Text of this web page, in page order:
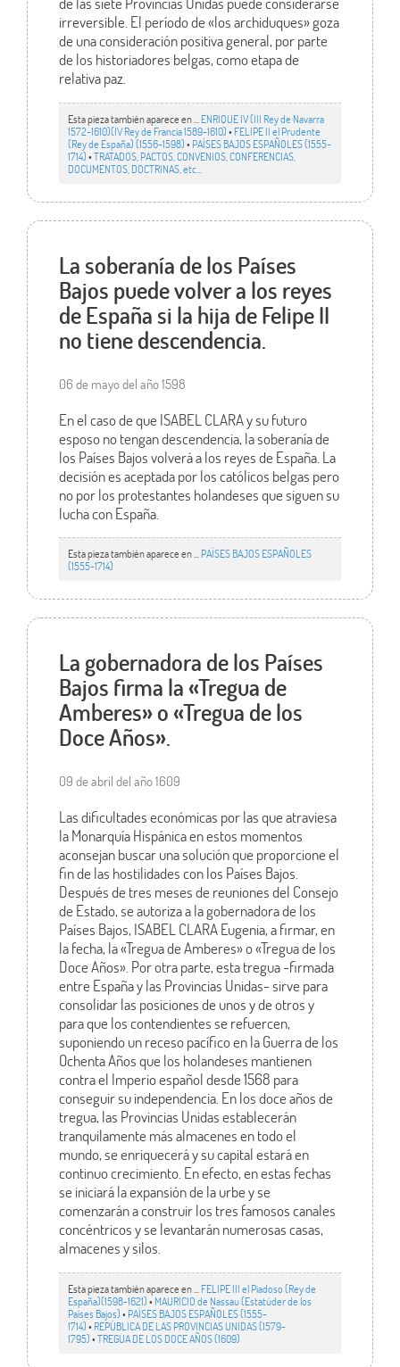
irreversible. El período de «los archiduques» goza
de una consideración positiva general, por parte
de los historiadores belgas, como etapa de
relativa paz.
Esta pieza también aparece en ... ENRIQUE IV (III Rey de Navarra
1572-1610)(IV Rey de Francia 1589-1610)• FELIPE II el Prudente
(Rey de España) (1556-1598)• PAÍSES BAJOS ESPAÑOLES (1555-
1714)•TRATADOS, PACTOS, CONVENIOS, CONFERENCIAS,
DOCUMENTOS, DOCTRINAS, etc…
La soberanía de los Países
Bajos puede volver a los reyes
de España si la hija de Felipe II
no tiene descendencia.
06 de mayo del año 1598
En el caso de que ISABEL CLARA y su futuro
esposo no tengan descendencia, la soberanía de
los Países Bajos volverá a los reyes de España. La
decisión es aceptada por los católicos belgas pero
no por los protestantes holandeses que siguen su
lucha con España.
Esta pieza también aparece en ... PAÍSES BAJOS ESPAÑOLES
(1555-1714)
La gobernadora de los Países
Bajos firma la «Tregua de
Amberes» o «Tregua de los
Doce Años».
09 de abril del año 1609
Las dificultades económicas por las que atraviesa
la Monarquía Hispánica en estos momentos
aconsejan buscar una solución que proporcione el
fin de las hostilidades con los Países Bajos.
Después de tres meses de reuniones del Consejo
de Estado, se autoriza a la gobernadora de los
Países Bajos, ISABEL CLARA Eugenia, a firmar, en
la fecha, la «Tregua de Amberes» o «Tregua de los
Doce Años». Por otra parte, esta tregua -firmada
entre España y las Provincias Unidas- sirve para
consolidar las posiciones de unos y de otros y
para que los contendientes se refuercen,
suponiendo un receso pacífico en la Guerra de los
Ochenta Años que los holandeses mantienen
contra el Imperio español desde 1568 para
conseguir su independencia. En los doce años de
tregua, las Provincias Unidas establecerán
tranquilamente más almacenes en todo el
mundo, se enriquecerá y su capital estará en
continuo crecimiento. En efecto, en estas fechas
se iniciará la expansión de la urbe y se
comenzarán a construir los tres famosos canales
concéntricos y se levantarán numerosas casas,
almacenes y silos.
Esta pieza también aparece en ... FELIPE III el Piadoso (Rey de
España)(1598-1621)•MAURICIO de Nassau (Estatúder de los
Países Bajos)• PAÍSES BAJOS ESPAÑOLES (1555-
1714)• REPÚBLICA DE LAS PROVINCIAS UNIDAS (1579-
1795)•TREGUA DE LOS DOCE AÑOS (1609)